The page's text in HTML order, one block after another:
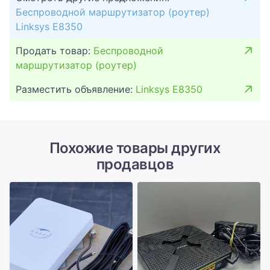
Беспроводной маршрутизатор (роутер)
Linksys E8350
Продать товар: Беспроводной
маршрутизатор (роутер)
Разместить объявление: Linksys E8350
Похожие товары других
продавцов